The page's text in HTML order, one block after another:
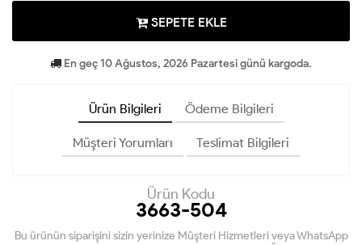
SEPETE EKLE
En geç 10 Ağustos, 2026 Pazartesi günü kargoda.
Ürün Bilgileri Ödeme Bilgileri
Müşteri Yorumları Teslimat Bilgileri
Ürün Kodu
3663-504
Bu ürünün siparişini sizin yerinize Müşteri Hizmetleri veya WhatsApp